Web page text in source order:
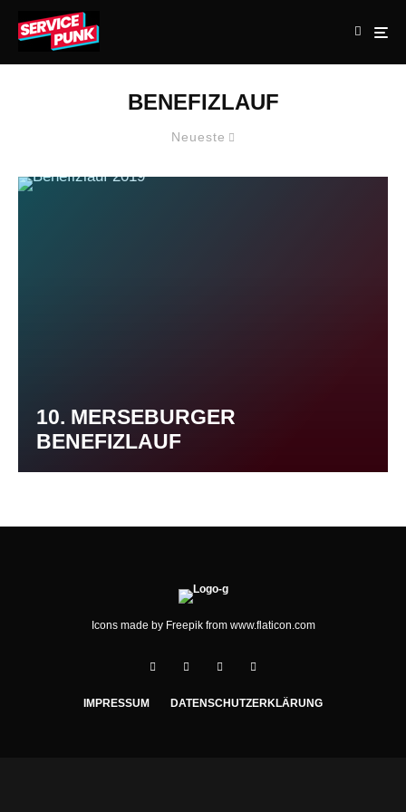
BENEFIZLAUF
Neueste
10. MERSEBURGER
BENEFIZLAUF
Icons made by Freepikfrom www.flaticon.com
IMPRESSUM DATENSCHUTZERKLÄRUNG